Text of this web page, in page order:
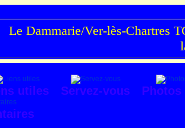
Le Dammarie/Ver-lès-Chartres
utiles Servez-vous
Photos